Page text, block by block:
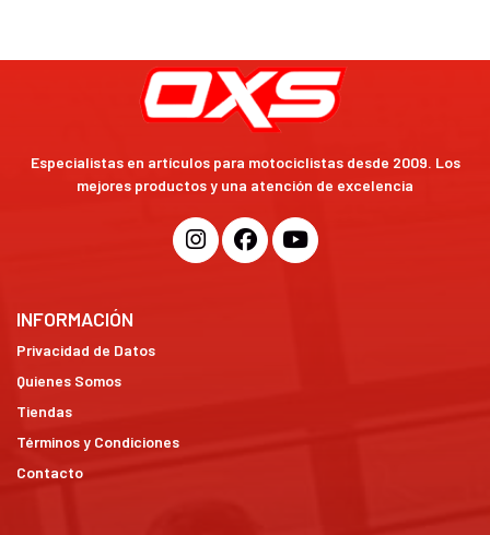
Especialistas en artículos para motociclistas desde 2009. Los
mejores productos y una atención de excelencia
INFORMACIÓN
Privacidad de Datos
Quienes Somos
Tiendas
Términos y Condiciones
Contacto